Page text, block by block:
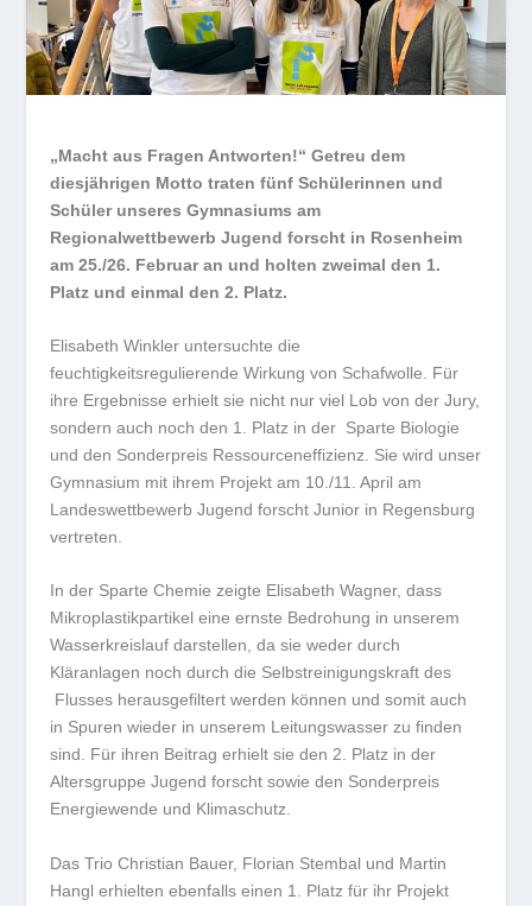
„Macht aus Fragen Antworten!“ Getreu dem
diesjährigen Motto traten fünf Schülerinnen und
Schüler unseres Gymnasiums am
Regionalwettbewerb Jugend forscht in Rosenheim
am 25./26. Februar an und holten zweimal den 1.
Platz und einmal den 2. Platz.
Elisabeth Winkler untersuchte die
feuchtigkeitsregulierende Wirkung von Schafwolle. Für
ihre Ergebnisse erhielt sie nicht nur viel Lob von der Jury,
sondern auch noch den 1. Platz in der Sparte Biologie
und den Sonderpreis Ressourceneffizienz. Sie wird unser
Gymnasium mit ihrem Projekt am 10./11. April am
Landeswettbewerb Jugend forscht Junior in Regensburg
vertreten.
In der Sparte Chemie zeigte Elisabeth Wagner, dass
Mikroplastikpartikel eine ernste Bedrohung in unserem
Wasserkreislauf darstellen, da sie weder durch
Kläranlagen noch durch die Selbstreinigungskraft des
Flusses herausgefiltert werden können und somit auch
in Spuren wieder in unserem Leitungswasser zu finden
sind. Für ihren Beitrag erhielt sie den 2. Platz in der
Altersgruppe Jugend forscht sowie den Sonderpreis
Energiewende und Klimaschutz.
Das Trio Christian Bauer, Florian Stembal und Martin
Hangl erhielten ebenfalls einen 1. Platz für ihr Projekt